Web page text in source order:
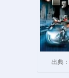
出典：